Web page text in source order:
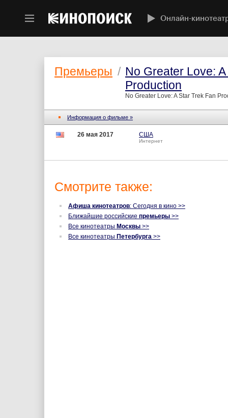
Онлайн-
Премьеры / No Greater Love:
Production
No Greater Love: A Star Trek Fan
Информация о фильме »
26 мая 2017 США
Интернет
Смотрите также:
Афиша кинотеатров: Сегодня в кино >>
Ближайшие российские премьеры >>
Все кинотеатры Москвы >>
Все кинотеатры Петербурга >>